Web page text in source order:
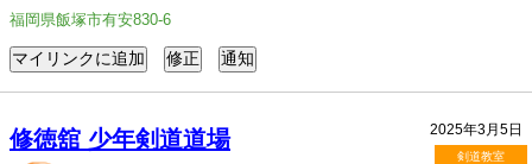
福岡県飯塚市有安830-6
2025年3月5日
剣道教室
修徳舘 少年剣道道場